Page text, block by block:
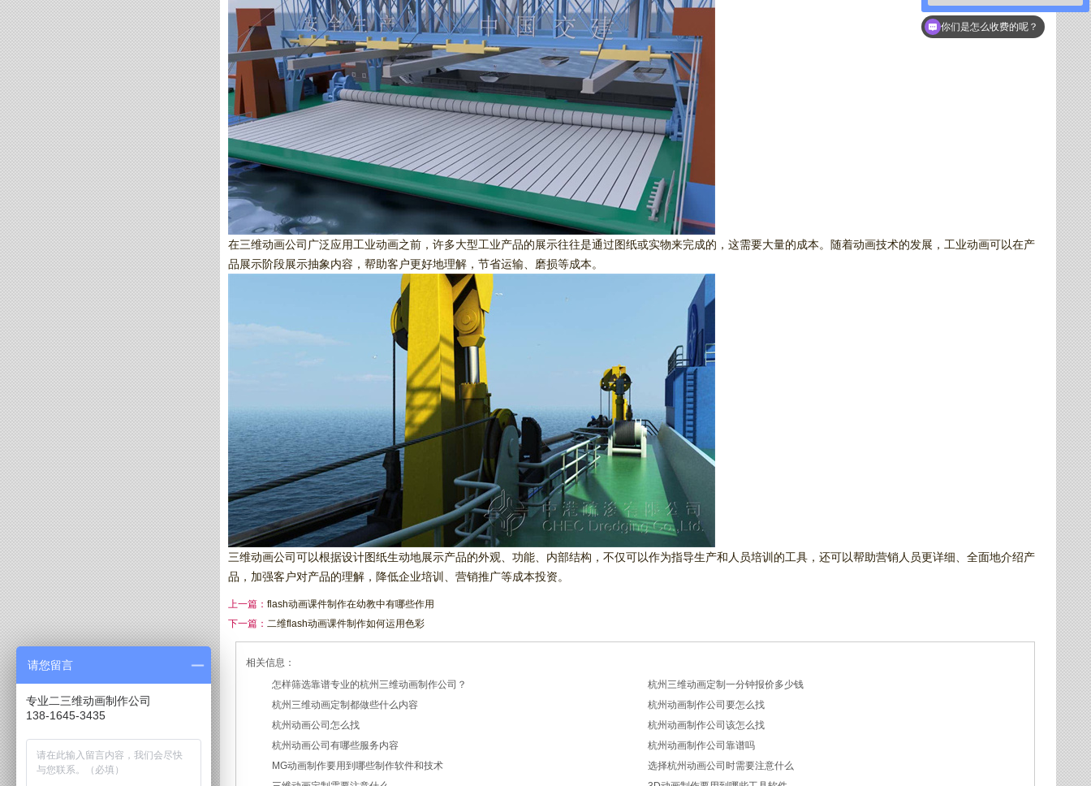
在三维动画公司广泛应用工业动画之前，许多大型工业产品的展示往往是通过图纸或实物来完成的，这需要大量的成本。随着动画技术的发展，工业动画可以在产
品展示阶段展示抽象内容，帮助客户更好地理解，节省运输、磨损等成本。
三维动画公司可以根据设计图纸生动地展示产品的外观、功能、内部结构，不仅可以作为指导生产和人员培训的工具，还可以帮助营销人员更详细、全面地介绍产
品，加强客户对产品的理解，降低企业培训、营销推广等成本投资。
上一篇： flash动画课件制作在幼教中有哪些作用
下一篇： 二维flash动画课件制作如何运用色彩
相关信息：
怎样筛选靠谱专业的杭州三维动画制作公司？
2026/07/21
杭州三维动画定制一分钟报价多少钱
2026/03/20
杭州三维动画定制都做些什么内容
2026/03/19
杭州动画制作公司要怎么找
2026/03/13
杭州动画公司怎么找
2026/03/12
杭州动画制作公司该怎么找
2026/03/10
杭州动画公司有哪些服务内容
2026/03/09
杭州动画制作公司靠谱吗
2026/03/06
MG动画制作要用到哪些制作软件和技术
选择杭州动画公司时需要注意什么
你们是怎么收费的呢？
请您留言
专业二三维动画制作公司
138-1645-3435